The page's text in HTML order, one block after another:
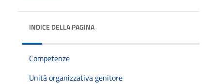
INDICE DELLA PAGINA
Competenze
Unità organizzativa genitore